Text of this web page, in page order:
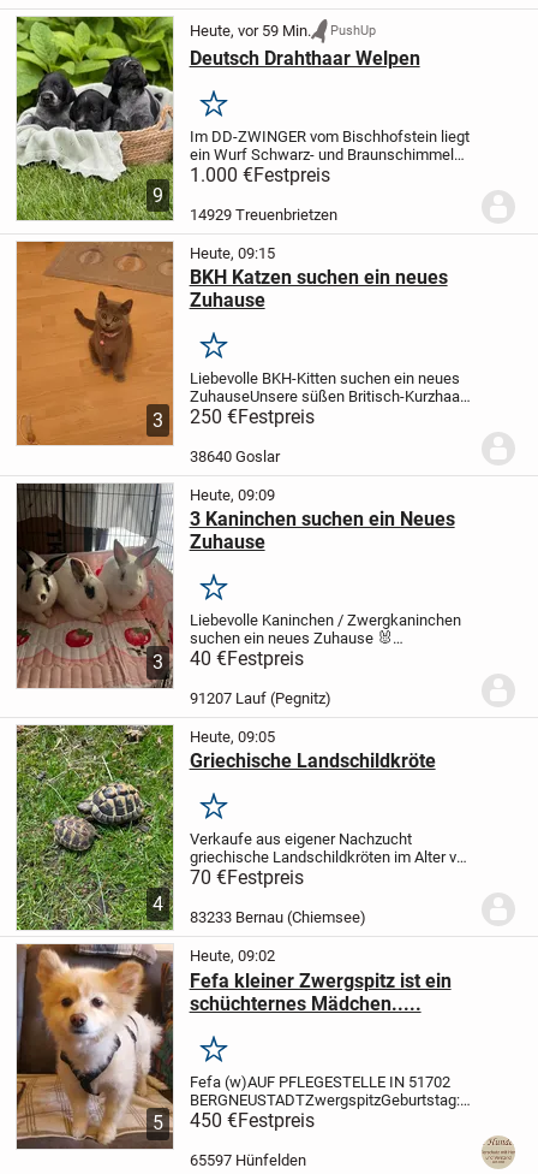
9
Heute, vor 59 Min. PushUp
Deutsch Drahthaar Welpen
Merken
Im DD-ZWINGER vom Bischhofstein liegt
ein Wurf Schwarz- und Braunschimmel
Welpen.Es sind noch zwei
Schwarzschimmel Rüden
abzugeben.Mutter: Hanna vom
frei,...
1.000 €Festpreis
14929 Treuenbrietzen
3
Heute, 09:15
BKH Katzen suchen ein neues
Zuhause
Merken
Liebevolle BKH-Kitten suchen ein neues
ZuhauseUnsere süßen Britisch-Kurzhaar-
Kitten sind auf der Suche nach einem
liebevollen Zuhause.
Junge* Rasse: Britisch Kurzhaar (BKH)
250 €Festpreis
38640 Goslar
3
Heute, 09:09
3 Kaninchen suchen ein Neues
Zuhause
Merken
Liebevolle Kaninchen / Zwergkaninchen
suchen ein neues Zuhause 🐰
✨Beschreibung:Hallo liebe
Tierfreunde,
ein schönes und artgerechtes neues
Zuhause für unsere hübschen...
40 €Festpreis
91207 Lauf (Pegnitz)
4
Heute, 09:05
Griechische Landschildkröte
Merken
Verkaufe aus eigener Nachzucht
griechische Landschildkröten im Alter von
1 bis 3 Jahren mit Papieren
ihr sie besichtigen
70 €Festpreis
83233 Bernau (Chiemsee)
5
Heute, 09:02
Fefa kleiner Zwergspitz ist ein
schüchternes Mädchen.....
Merken
Fefa (w)AUF PFLEGESTELLE IN 51702
BERGNEUSTADTZwergspitzGeburtstag:
05/2018Gewicht : 5,2 kg SH : 29
Keine Vermittlung nach
Österreich Pflegestellen Bericht
450 €Festpreis
65597 Hünfelden